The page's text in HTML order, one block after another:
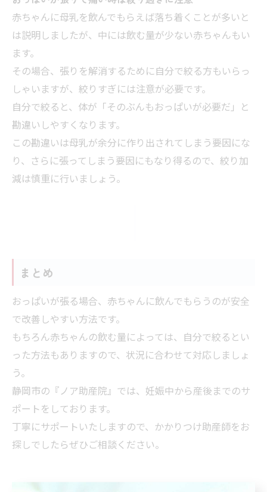
赤ちゃんに母乳を飲んでもらえば落ち着くことが多いと
は説明しましたが、中には飲む量が少ない赤ちゃんもい
ます。
その場合、張りを解消するために自分で絞る方もいらっ
しゃいますが、絞りすぎには注意が必要です。
自分で絞ると、体が「そのぶんもおっぱいが必要だ」と
勘違いしやすくなります。
この勘違いは母乳が余分に作り出されてしまう要因にな
り、さらに張ってしまう要因にもなり得るので、絞り加
減は慎重に行いましょう。
まとめ
おっぱいが張る場合、赤ちゃんに飲んでもらうのが安全
で改善しやすい方法です。
もちろん赤ちゃんの飲む量によっては、自分で絞るとい
った方法もありますので、状況に合わせて対応しましょ
う。
静岡市の『ノア助産院』では、妊娠中から産後までのサ
ポートをしております。
丁寧にサポートいたしますので、かかりつけ助産師をお
探しでしたらぜひご相談ください。